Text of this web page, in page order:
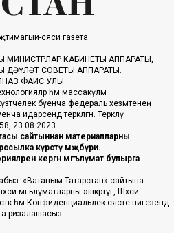
сәяси газета.
МИНИСТРЛАР КАБИНЕТЫ АППАРАТЫ,
ДӘҮЛӘТ СОВЕТЫ АППАРАТЫ.
ФАИС УЛЫ.
һәм массакүләм
буенча федераль хезмәтенең
идарәсендә теркәлгән. Теркәлү
23.08.2023.
сайтыннан материалларны
күрсәтү мәҗбүри.
кергән мәгълүмат булырга
«Ватаным Татарстан» сайтына
мәгълүматларны эшкәртүгә, Шәхси
һәм Конфиденциальлек сәясәте нигезендә
ризалашасыз.